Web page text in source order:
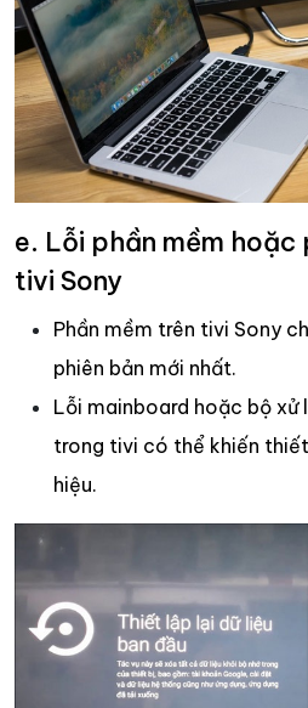
e. Lỗi phần mềm hoặc
tivi Sony
Phần mềm trên tivi Sony
phiên bản mới nhất.
Lỗi mainboard hoặc bộ xử
trong tivi có thể khiến
hiệu.